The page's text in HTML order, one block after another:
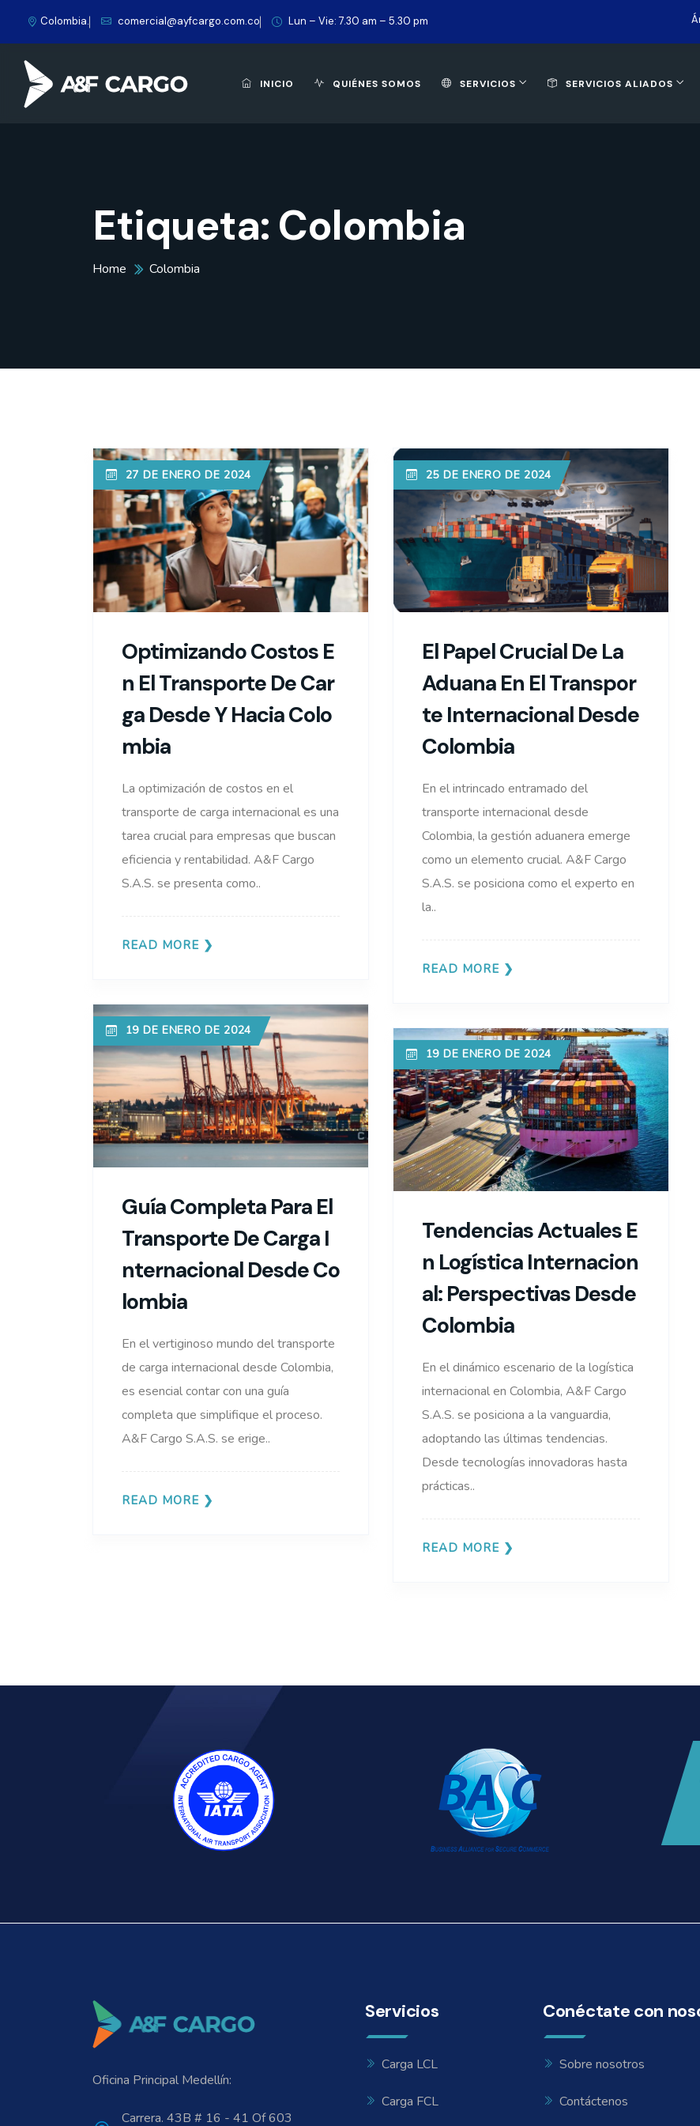
Colombia. comercial@ayfcargo.com.co Lun – Vie: 7.30 am – 5.30 pm
INICIO QUIÉNES SOMOS SERVICIOS SERVICIOS ALIADOS
Etiqueta: Colombia
Home Colombia
Optimizando Costos E
N El Transporte De Car
Ga Desde Y Hacia Colo
Mbia
27 DE ENERO DE 2024
La optimización de costos en el
transporte de carga internacional es una
tarea crucial para empresas que buscan
eficiencia y rentabilidad. A&F Cargo
S.A.S. se presenta como..
READ MORE
El Papel Crucial De La
Aduana En El Transpor
Te Internacional Desde
Colombia
25 DE ENERO DE 2024
En el intrincado entramado del
transporte internacional desde
Colombia, la gestión aduanera emerge
como un elemento crucial. A&F Cargo
S.A.S. se posiciona como el experto en
la..
READ MORE
Guía Completa Para El
Transporte De Carga I
Nternacional Desde Co
Lombia
19 DE ENERO DE 2024
En el vertiginoso mundo del transporte
de carga internacional desde Colombia,
es esencial contar con una guía
completa que simplifique el proceso.
A&F Cargo S.A.S. se erige..
READ MORE
Tendencias Actuales E
N Logística Internacion
Al: Perspectivas Desde
Colombia
19 DE ENERO DE 2024
En el dinámico escenario de la logística
internacional en Colombia, A&F Cargo
S.A.S. se posiciona a la vanguardia,
adoptando las últimas tendencias.
Desde tecnologías innovadoras hasta
prácticas..
READ MORE
Oficina Principal Medellín:
Carrera. 43B # 16 - 41 Of 603
Servicios
Carga LCL
Carga FCL
Conéctate con
Sobre nosotros
Contáctenos